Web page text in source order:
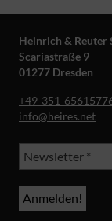
Heinrich & Reuter
Scariastraße 9
01277 Dresden
+49-351-
info@heires.net